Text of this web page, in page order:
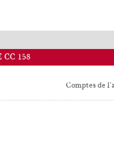
CC 158
Comptes de